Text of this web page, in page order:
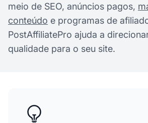
meio de SEO, anúncios pagos,
conteúdo e programas de
PostAffiliatePro ajuda a
qualidade para o seu site.